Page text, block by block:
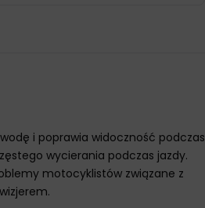
i poprawia widoczność podczas
wycierania podczas jazdy.
motocyklistów związane z